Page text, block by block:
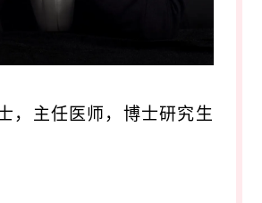
，主任医师，博士研究生